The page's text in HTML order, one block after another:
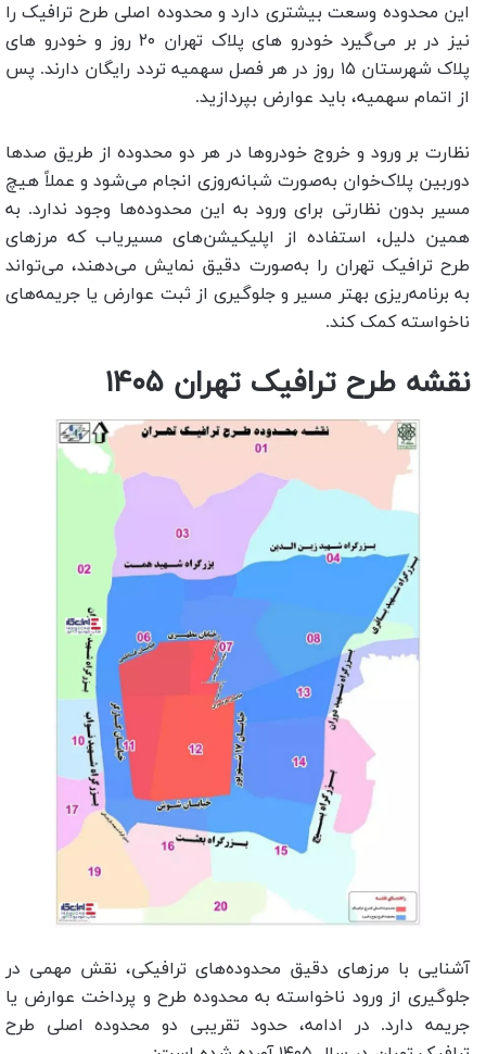
این محدوده وسعت بیشتری دارد و محدوده اصلی طرح ترافیک را
نیز در بر می‌گیرد خودرو های پلاک تهران ۲۰ روز و خودرو های
پلاک شهرستان ۱۵ روز در هر فصل سهمیه تردد رایگان دارند. پس
از اتمام سهمیه، باید عوارض بپردازید.
نظارت بر ورود و خروج خودروها در هر دو محدوده از طریق صدها
دوربین پلاک‌خوان به‌صورت شبانه‌روزی انجام می‌شود و عملاً هیچ
مسیر بدون نظارتی برای ورود به این محدوده‌ها وجود ندارد. به
همین دلیل، استفاده از اپلیکیشن‌های مسیریاب که مرزهای
طرح ترافیک تهران را به‌صورت دقیق نمایش می‌دهند، می‌تواند
به برنامه‌ریزی بهتر مسیر و جلوگیری از ثبت عوارض یا جریمه‌های
ناخواسته کمک کند.
نقشه طرح ترافیک تهران ۱۴۰۵
آشنایی با مرزهای دقیق محدوده‌های ترافیکی، نقش مهمی در
جلوگیری از ورود ناخواسته به محدوده طرح و پرداخت عوارض یا
جریمه دارد. در ادامه، حدود تقریبی دو محدوده اصلی طرح